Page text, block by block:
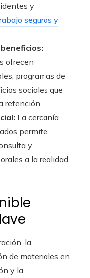
y
seguros y
ofrecen
programas de
sociales que
retención.
La cercanía
permite
y
a la realidad
la
de materiales en
y la